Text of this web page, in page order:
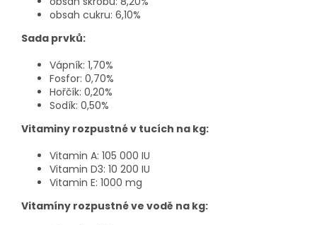
obsah cukru: 6,10%
Sada prvků:
Vápník: 1,70%
Fosfor: 0,70%
Hořčík: 0,20%
Sodík: 0,50%
Vitaminy rozpustné v tucích na kg:
Vitamin A: 105 000 IU
Vitamin D3: 10 200 IU
Vitamin E: 1000 mg
Vitamíny rozpustné ve vodě na kg: